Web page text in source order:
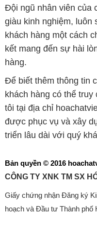
Đội ngũ nhân viên của
giàu kinh nghiệm, luôn
khách hàng một cách
kết mang đến sự hài
hàng.
Để biết thêm thông tin
khách hàng có thể truy
tôi tại địa chỉ
được phục vụ và xây
triển lâu dài với quý
Bản quyền © 2016
CÔNG TY XNK TM SX
Giấy chứng nhận Đăng ký
hoạch và Đầu tư Thành phố